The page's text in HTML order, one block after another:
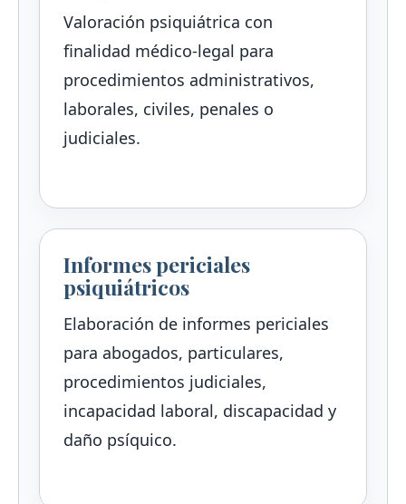
Valoración psiquiátrica con
finalidad médico-legal para
procedimientos administrativos,
laborales, civiles, penales o
judiciales.
Informes periciales
psiquiátricos
Elaboración de informes periciales
para abogados, particulares,
procedimientos judiciales,
incapacidad laboral, discapacidad y
daño psíquico.